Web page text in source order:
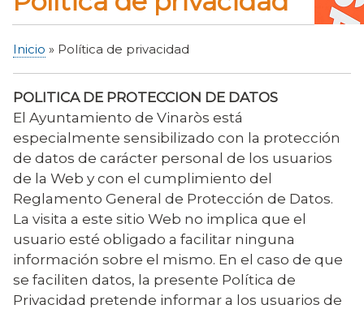
de
ayuda
a
la
navegación
Inicio Política de privacidad
POLITICA DE PROTECCION DE DATOS
El Ayuntamiento de Vinaròs está
especialmente sensibilizado con la protección
de datos de carácter personal de los usuarios
de la Web y con el cumplimiento del
Reglamento General de Protección de Datos.
La visita a este sitio Web no implica que el
usuario esté obligado a facilitar ninguna
información sobre el mismo. En el caso de que
se faciliten datos, la presente Política de
Privacidad pretende informar a los usuarios de